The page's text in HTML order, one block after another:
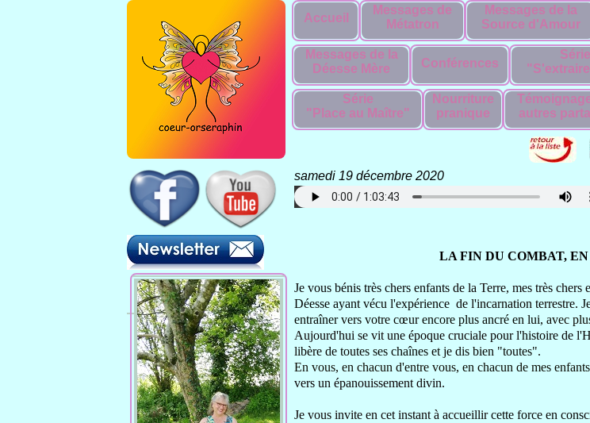
Accueil
Messages de
Métatron
Messages de la
Source d'Amour
Messages de la
Déesse Mère
Conférences
Série
Série
"Place au Maître"
Nourriture
pranique
autres
samedi 19 décembre 2020
Pour télécharger le fichier audio en format mp3
LA FIN DU COMBAT,
Je vous bénis très chers enfants de la Terre, mes très chers
Déesse ayant vécu l'expérience de l'incarnation terrestre.
entraînervers votre cœurencore plus ancré en lui, avec
Aujourd'hui se vit une époque cruciale pour l'histoire de
libère de toutes ses chaînes et je dis bien "toutes".
En vous, en chacun d'entre vous, en chacun de mes
vers un épanouissement divin.
Je vous invite en cet instant à accueillircette force en